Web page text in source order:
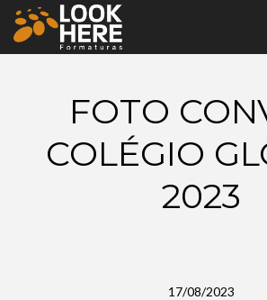
FOTO
COLÉGIO
2023
17/08/2023